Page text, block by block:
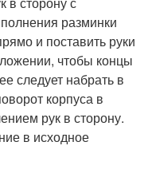
разминки
и поставить руки
чтобы концы
следует набрать в
корпуса в
рук в сторону.
в исходное